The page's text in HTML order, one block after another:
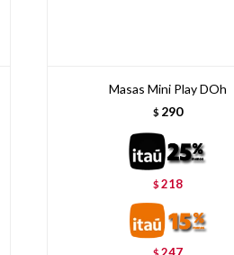
Masas Mini Play DOh
$ 290
$218